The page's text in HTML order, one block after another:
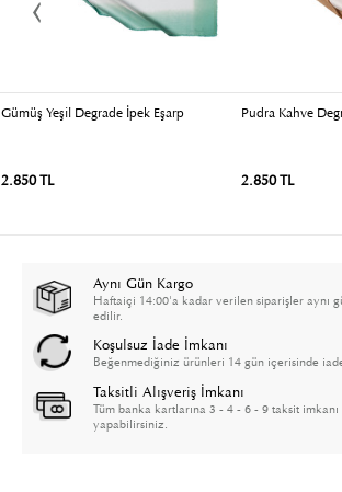
Gümüş Yeşil Degrade İpek Eşarp
2.850 TL
Pudra Kahve
2.850 TL
Aynı Gün Kargo
Haftaiçi 14:00'a kadar verilen siparişler aynı
edilir.
Koşulsuz İade İmkanı
Beğenmediğiniz ürünleri 14 gün içerisinde
Taksitli Alışveriş İmkanı
Tüm banka kartlarına 3 - 4 - 6 - 9 taksit imkanı
yapabilirsiniz.